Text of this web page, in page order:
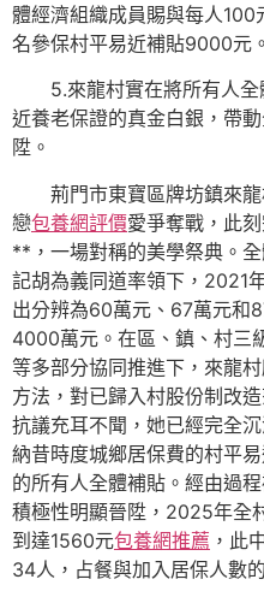
體經濟組織成員賜與每人
名參保村平易近補貼9000元。
5.來龍村實在將所有人
近養老保證的真金白銀，帶
陞。
荊門市東寶區牌坊鎮來
戀包養網評價愛爭奪戰，此
**，一場對稱的美學祭典。
記胡為義同道率領下，2021
出分辨為60萬元、67萬元和
4000萬元。在區、鎮、村三
等多部分協同推進下，來龍
方法，對已歸入村股份制改
抗議充耳不聞，她已經完全
納昔時度城鄉居保費的村平
的所有人全體補貼。經由過
積極性明顯晉陞，2025年全
到達1560元包養網推薦 ，此
34人，占餐與加入居保人數的